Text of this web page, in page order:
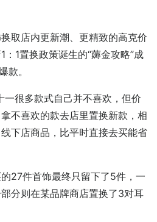
取店内更新潮、更精致的高克价
1置换政策诞生的“薅金攻略”成
款。
一很多款式自己并不喜欢，但价
不喜欢的款去店里置换新款，相
下店商品，比平时直接去买能省
27件首饰最终只留下了5件，一
分则在某品牌商店置换了3对耳